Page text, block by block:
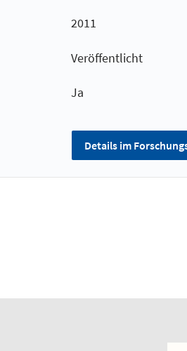
2011
Veröffentlicht
Ja
Details im